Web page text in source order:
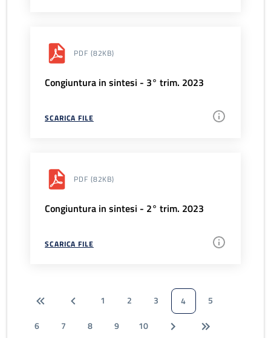
PDF (82KB)
Congiuntura in sintesi - 3° trim. 2023
SCARICA FILE
PDF (82KB)
Congiuntura in sintesi - 2° trim. 2023
SCARICA FILE
1 2 3 4
5
6
7 8 9 10